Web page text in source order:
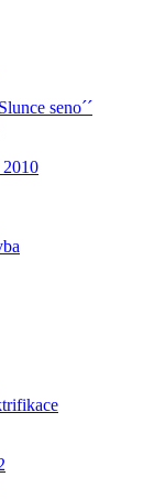
seno´´